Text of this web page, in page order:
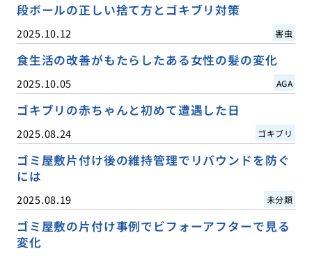
段ボールの正しい捨て方とゴキブリ対策
2025.10.12 害虫
食生活の改善がもたらしたある女性の髪の変化
2025.10.05 AGA
ゴキブリの赤ちゃんと初めて遭遇した日
2025.08.24 ゴキブリ
ゴミ屋敷片付け後の維持管理でリバウンドを防ぐ
には
2025.08.19 未分類
ゴミ屋敷の片付け事例でビフォーアフターで見る
変化